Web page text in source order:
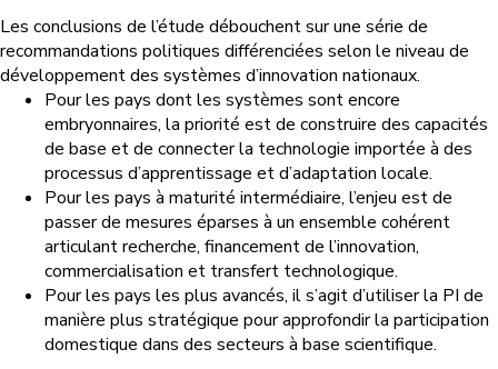
Les conclusions de l’étude débouchent sur une série de
recommandations politiques différenciées selon le niveau de
développement des systèmes d’innovation nationaux.
Pour les pays dont les systèmes sont encore
embryonnaires, la priorité est de construire des capacités
de base et de connecter la technologie importée à des
processus d’apprentissage et d’adaptation locale.
Pour les pays à maturité intermédiaire, l’enjeu est de
passer de mesures éparses à un ensemble cohérent
articulant recherche, financement de l’innovation,
commercialisation et transfert technologique.
Pour les pays les plus avancés, il s’agit d’utiliser la PI de
manière plus stratégique pour approfondir la participation
domestique dans des secteurs à base scientifique.